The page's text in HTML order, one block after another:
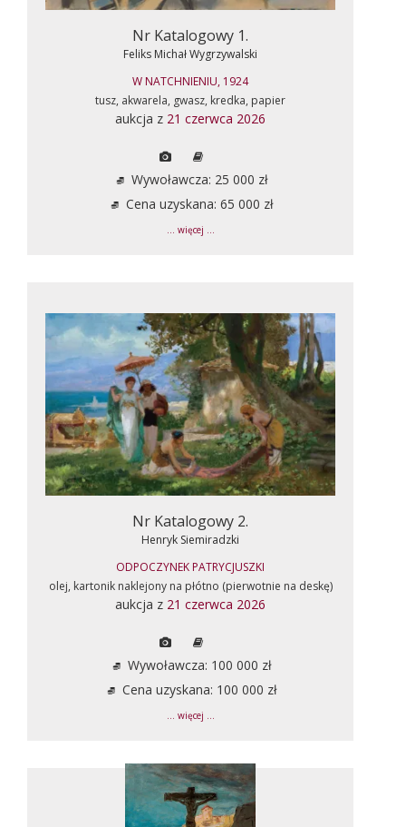
Nr Katalogowy 1.
Feliks Michał Wygrzywalski
W NATCHNIENIU, 1924
tusz, akwarela, gwasz, kredka, papier
aukcja z 21 czerwca 2026
Wywoławcza: 25 000 zł
Cena uzyskana: 65 000 zł
... więcej ...
Nr Katalogowy 2.
Henryk Siemiradzki
ODPOCZYNEK PATRYCJUSZKI
olej, kartonik naklejony na płótno (pierwotnie na deskę)
aukcja z 21 czerwca 2026
Wywoławcza: 100 000 zł
Cena uzyskana: 100 000 zł
... więcej ...